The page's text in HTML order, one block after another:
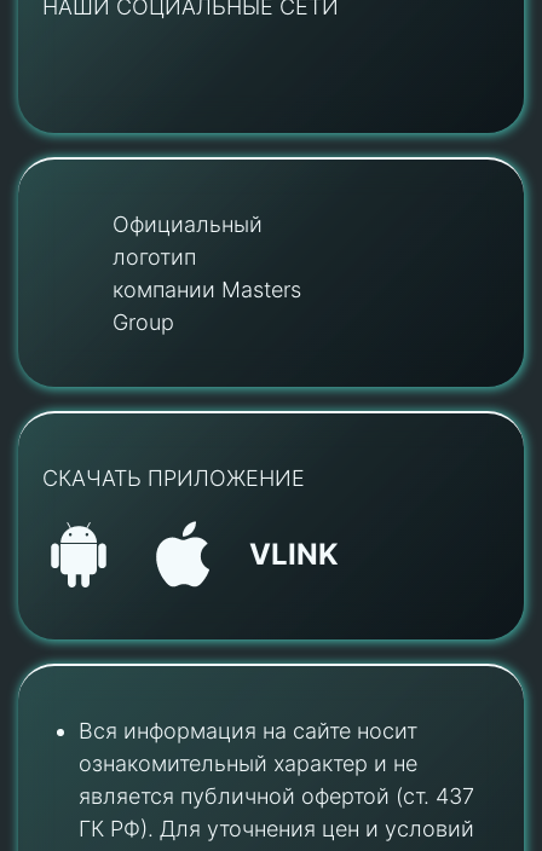
НАШИ СОЦИАЛЬНЫЕ СЕТИ
Официальный
логотип
компании Masters
Group
СКАЧАТЬ ПРИЛОЖЕНИЕ
VLINK
Вся информация на сайте носит
ознакомительный характер и не
является публичной офертой (ст. 437
ГК РФ). Для уточнения цен и условий